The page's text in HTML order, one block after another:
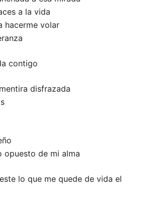
a la vida
hacerme volar
contigo
disfrazada
opuesto de mi alma
lo que me quede de vida el